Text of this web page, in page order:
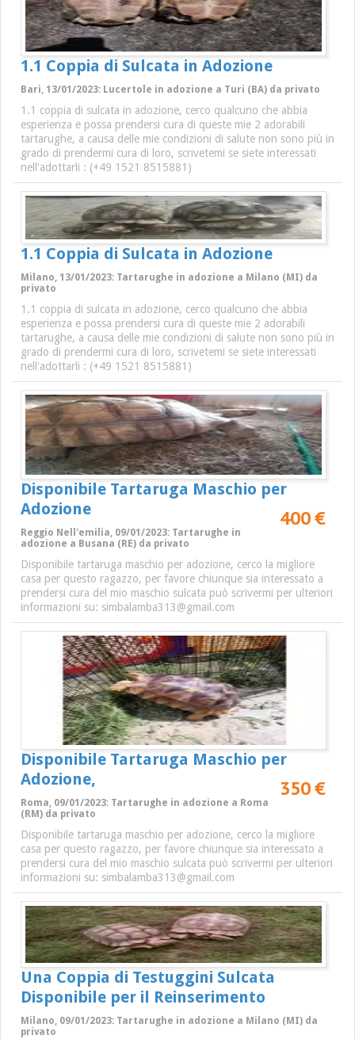
1.1 Coppia di Sulcata in Adozione
Bari, 13/01/2023: Lucertole in adozione a Turi (BA) da privato
1.1 coppia di sulcata in adozione, cerco qualcuno che abbia
esperienza e possa prendersi cura di queste mie 2 adorabili
tartarughe, a causa delle mie condizioni di salute non sono più in
grado di prendermi cura di loro, scrivetemi se siete interessati
nell'adottarli : (+49 1521 8515881)
1.1 Coppia di Sulcata in Adozione
Milano, 13/01/2023: Tartarughe in adozione a Milano (MI) da
privato
1.1 coppia di sulcata in adozione, cerco qualcuno che abbia
esperienza e possa prendersi cura di queste mie 2 adorabili
tartarughe, a causa delle mie condizioni di salute non sono più in
grado di prendermi cura di loro, scrivetemi se siete interessati
nell'adottarli : (+49 1521 8515881)
Disponibile Tartaruga Maschio per
Adozione
400 €
Reggio Nell'emilia, 09/01/2023: Tartarughe in
adozione a Busana (RE) da privato
Disponibile tartaruga maschio per adozione, cerco la migliore
casa per questo ragazzo, per favore chiunque sia interessato a
prendersi cura del mio maschio sulcata può scrivermi per ulteriori
informazioni su: simbalamba313@gmail.com
Disponibile Tartaruga Maschio per
Adozione,
350 €
Roma, 09/01/2023: Tartarughe in adozione a Roma
(RM) da privato
Disponibile tartaruga maschio per adozione, cerco la migliore
casa per questo ragazzo, per favore chiunque sia interessato a
prendersi cura del mio maschio sulcata può scrivermi per ulteriori
informazioni su: simbalamba313@gmail.com
Una Coppia di Testuggini Sulcata
Disponibile per il Reinserimento
Milano, 09/01/2023: Tartarughe in adozione a Milano (MI) da
privato